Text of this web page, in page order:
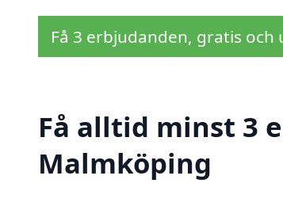
Få 3 erbjudanden, gratis
Få alltid minst 3
Malmköping